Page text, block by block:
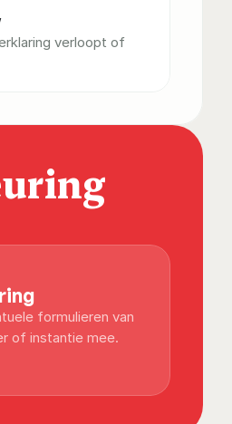
verloopt of
formulieren van
of instantie mee.